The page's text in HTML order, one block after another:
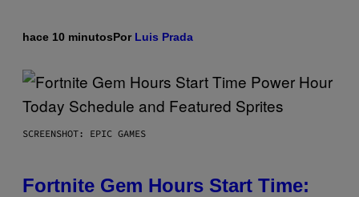
hace 10 minutosPor Luis Prada
SCREENSHOT: EPIC GAMES
Fortnite Gem Hours Start Time: